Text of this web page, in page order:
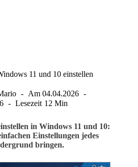
11 und 10 einstellen
Am 04.04.2026
Lesezeit 12 Min
in Windows 11 und 10:
Einstellungen jedes
bringen.